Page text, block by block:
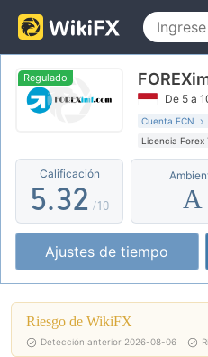
Regulado
De 5 a
Cuenta ECN
Licencia Forex
Calificación
0
1
2
3
4
5
6
7
8
9
.
0
2
3
4
5
6
7
1
2
3
4
5
6
/10 A
Ajustes de tiempo
Riesgo de WikiFX
Detección anterior 2026-08-06